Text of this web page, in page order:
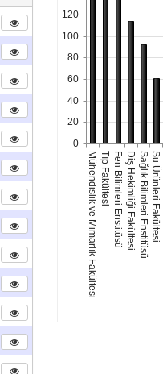
Mühendislik ve Mimarlık FakültesiTıp FakültesiFen Bilimleri EnstitüsüDiş Hekimliği FakültesiSağlık Bilimleri EnstitüsüSu Ürünleri Fakültesi
0
20
40
60
80
100
120